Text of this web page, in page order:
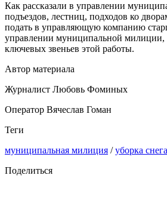
Как рассказали в управлении
подъездов, лестниц, подходов ко
подать в управляющую компанию
управлении муниципальной милиции,
ключевых звеньев этой работы.
Автор материала
Журналист Любовь Фоминых
Оператор Вячеслав Гоман
Теги
муниципальная милиция /уборка снега
Поделиться